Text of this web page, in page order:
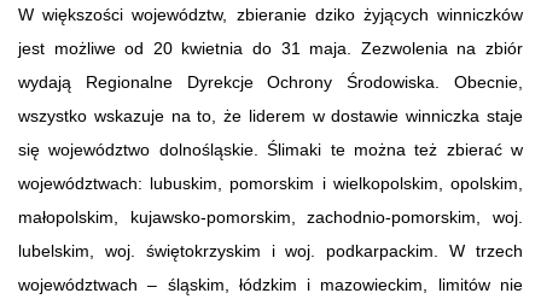
W większości województw, zbieranie dziko żyjących winniczków
jest możliwe od 20 kwietnia do 31 maja. Zezwolenia na zbiór
wydają Regionalne Dyrekcje Ochrony Środowiska. Obecnie,
wszystko wskazuje na to, że liderem w dostawie winniczka staje
się województwo dolnośląskie. Ślimaki te można też zbierać w
województwach: lubuskim, pomorskim i wielkopolskim, opolskim,
małopolskim, kujawsko-pomorskim, zachodnio-pomorskim, woj.
lubelskim, woj. świętokrzyskim i woj. podkarpackim. W trzech
województwach – śląskim, łódzkim i mazowieckim, limitów nie